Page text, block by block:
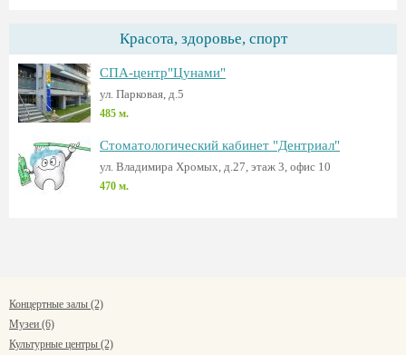
Красота, здоровье, спорт
СПА-центр"Цунами"
ул. Парковая, д.5
485 м.
Стоматологический кабинет "Дентриал"
ул. Владимира Хромых, д.27, этаж 3, офис 10
470 м.
Концертные залы (2)
Музеи (6)
Культурные центры (2)